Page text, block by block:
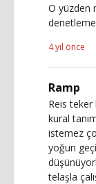
O yüzden
4 yıl önce
Ramp
Reis teker
kural
istemez
yoğun
telaşla